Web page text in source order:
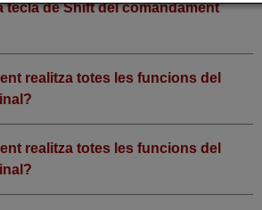
tecla de Shift del comandament
realitza totes les funcions del
realitza totes les funcions del